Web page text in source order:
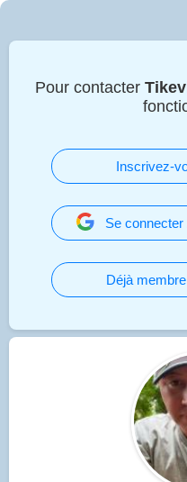
Pour contacter
Inscrivez-
Se
Déjà